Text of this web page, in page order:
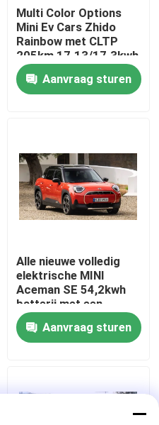
Multi Color Options
Mini Ev Cars Zhido
Rainbow met CLTP
205km 17.13/17.3kwh
Batterij Voor
20&30kw Power
Aanvraag sturen
Alle nieuwe volledig
elektrische MINI
Aceman SE 54,2kwh
batterij met een
krachtige 215hp &
330N.m motor 7.1s
Versnelling van 0-
Aanvraag sturen